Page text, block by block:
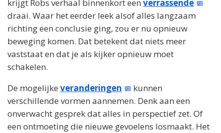
krijgt Robs verhaal binnenkort een verrassende
draai. Waar het eerder leek alsof alles langzaam
richting een conclusie ging, zou er nu opnieuw
beweging komen. Dat betekent dat niets meer
vaststaat en dat je als kijker opnieuw moet
schakelen.
De mogelijke veranderingen
kunnen
verschillende vormen aannemen. Denk aan een
onverwacht gesprek dat alles in perspectief zet. Of
een ontmoeting die nieuwe gevoelens losmaakt. Het